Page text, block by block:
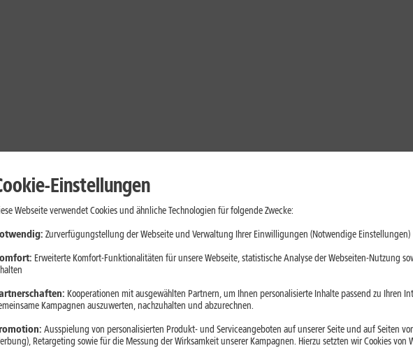
Einstellungen
Webseite verwendet Cookies und ähnliche Technologien für folgende Zwecke:
Zurverfügungstellung der Webseite und Verwaltung Ihrer Einwilligungen (Notwendige Einstellungen)
Erweiterte Komfort-Funktionalitäten für unsere Webseite, statistische Analyse der Webseiten-Nutzung
Kooperationen mit ausgewählten Partnern, um Ihnen personalisierte Inhalte passend zu Ihren
Kampagnen auszuwerten, nachzuhalten und abzurechnen.
Ausspielung von personalisierten Produkt- und Serviceangeboten auf unserer Seite und auf Seiten
Retargeting sowie für die Messung der Wirksamkeit unserer Kampagnen. Hierzu setzten wir Cookies von